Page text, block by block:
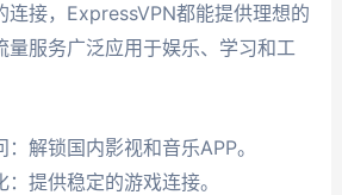
连接，ExpressVPN都能提供理想的
量服务广泛应用于娱乐、学习和工
解锁国内影视和音乐APP。
提供稳定的游戏连接。